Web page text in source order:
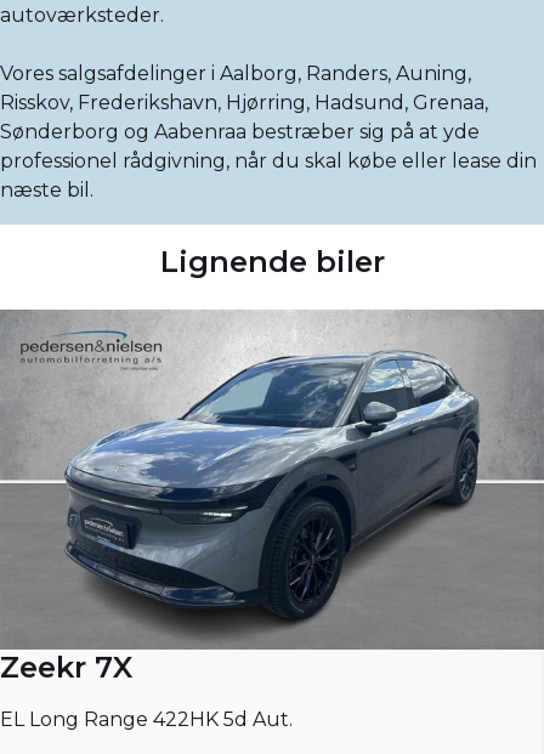
autoværksteder.
Vores salgsafdelinger i Aalborg, Randers, Auning,
Risskov, Frederikshavn, Hjørring, Hadsund, Grenaa,
Sønderborg og Aabenraa bestræber sig på at yde
professionel rådgivning, når du skal købe eller lease din
næste bil.
Lignende biler
Zeekr 7X
EL Long Range 422HK 5d Aut.